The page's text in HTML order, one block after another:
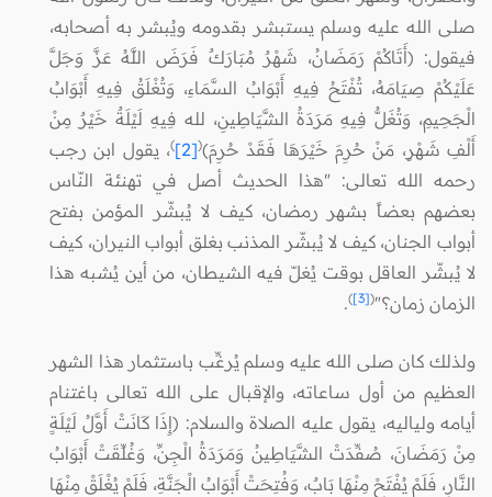
صلى الله عليه وسلم يستبشر بقدومه ويُبشر به أصحابه،
فيقول: (أَتَاكُمْ رَمَضَانُ، شَهْرٌ مُبَارَكٌ فَرَضَ اللَّهُ عَزَّ وَجَلَّ
عَلَيْكُمْ صِيَامَهُ، تُفْتَحُ فِيهِ أَبْوَابُ السَّمَاءِ، وَتُغْلَقُ فِيهِ أَبْوَابُ
الْجَحِيمِ، وَتُغَلُّ فِيهِ مَرَدَةُ الشَّيَاطِينِ، لله فِيهِ لَيْلَةٌ خَيْرٌ مِنْ
أَلْفِ شَهْرٍ، مَنْ حُرِمَ خَيْرَهَا فَقَدْ حُرِمَ)(
[2]
)، يقول ابن رجب
رحمه الله تعالى: "هذا الحديث أصل في تهنئة النّاس
بعضهم بعضاً بشهر رمضان، كيف لا يُبشّر المؤمن بفتح
أبواب الجنان، كيف لا يُبشّر المذنب بغلق أبواب النيران، ‌كيف
‌لا ‌يُبشّر ‌العاقل ‌بوقت يُغلّ فيه الشيطان، من أين يُشبه هذا
الزمان زمان؟"(
[3]
)
.
ولذلك كان صلى الله عليه وسلم يُرغِّب باستثمار هذا الشهر
العظيم من أول ساعاته، والإقبال على الله تعالى باغتنام
أيامه ولياليه، يقول عليه الصلاة والسلام: (إِذَا كَانَتْ أَوَّلُ لَيْلَةٍ
مِنْ رَمَضَانَ، صُفِّدَتْ الشَّيَاطِينُ وَمَرَدَةُ الْجِنِّ، وَغُلِّقَتْ أَبْوَابُ
النَّارِ، فَلَمْ يُفْتَحْ مِنْهَا بَابٌ، وَفُتِحَتْ أَبْوَابُ الْجَنَّةِ، فَلَمْ يُغْلَقْ مِنْهَا